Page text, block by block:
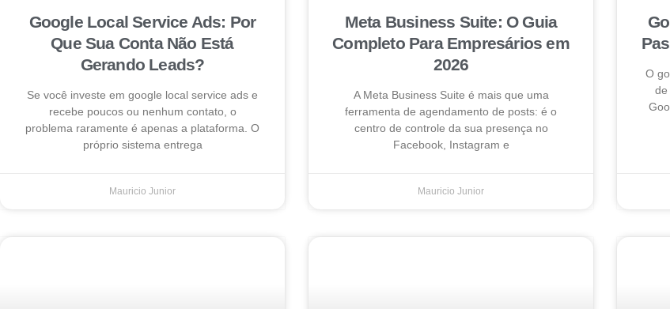
Google Local Service Ads: Por
Que Sua Conta Não Está
Gerando Leads?
Se você investe em google local service ads e
recebe poucos ou nenhum contato, o
problema raramente é apenas a plataforma. O
próprio sistema entrega
Mauricio Junior
Meta Business Suite: O Guia
Completo Para Empresários em
2026
A Meta Business Suite é mais que uma
ferramenta de agendamento de posts: é o
centro de controle da sua presença no
Facebook, Instagram e
Mauricio Junior
O
de